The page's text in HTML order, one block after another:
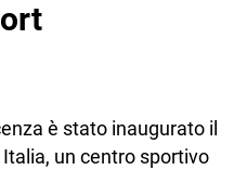
è stato inaugurato il
un centro sportivo